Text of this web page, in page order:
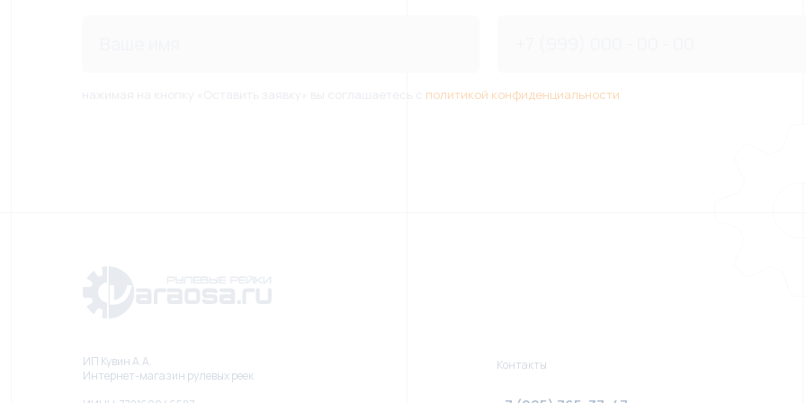
политикой конфиденциальности
Контакты
ИП Кувин А.А.
Интернет-магазин рулевых реек